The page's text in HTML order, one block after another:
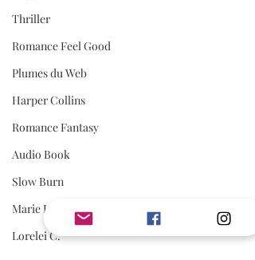
Thriller
Romance Feel Good
Plumes du Web
Harper Collins
Romance Fantasy
Audio Book
Slow Burn
Marie Hayle
Lorelei C.